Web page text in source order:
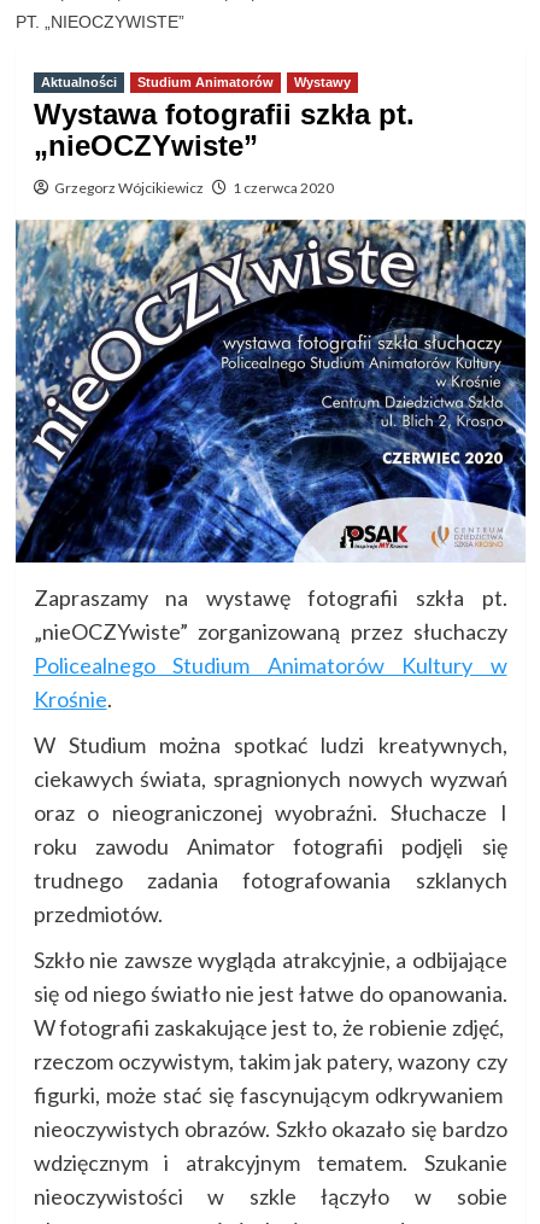
PT. „NIEOCZYWISTE”
Aktualności Studium Animatorów Wystawy
Wystawa fotografii szkła pt.
„nieOCZYwiste”
Grzegorz Wójcikiewicz 1 czerwca 2020
Zapraszamy na wystawę fotografii szkła pt.
„nieOCZYwiste” zorganizowaną przez słuchaczy
Policealnego Studium Animatorów Kultury w
Krośnie.
W Studium można spotkać ludzi kreatywnych,
ciekawych świata, spragnionych nowych wyzwań
oraz o nieograniczonej wyobraźni. Słuchacze I
roku zawodu Animator fotografii podjęli się
trudnego zadania fotografowania szklanych
przedmiotów.
Szkło nie zawsze wygląda atrakcyjnie, a odbijające
się od niego światło nie jest łatwe do opanowania.
W fotografii zaskakujące jest to, że robienie zdjęć,
rzeczom oczywistym, takim jak patery, wazony czy
figurki, może stać się fascynującym odkrywaniem
nieoczywistych obrazów. Szkło okazało się bardzo
wdzięcznym i atrakcyjnym tematem. Szukanie
nieoczywistości w szkle łączyło w sobie